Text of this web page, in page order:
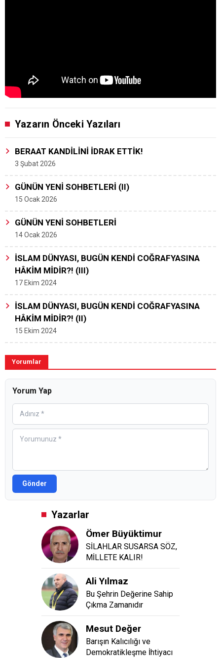
Yazarın Önceki Yazıları
BERAAT KANDİLİNİ İDRAK ETTİK!
3 Şubat 2026
GÜNÜN YENİ SOHBETLERİ (II)
15 Ocak 2026
GÜNÜN YENİ SOHBETLERİ
14 Ocak 2026
İSLAM DÜNYASI, BUGÜN KENDİ COĞRAFYASINA
HÂKİM MİDİR?! (III)
17 Ekim 2024
İSLAM DÜNYASI, BUGÜN KENDİ COĞRAFYASINA
HÂKİM MİDİR?! (II)
15 Ekim 2024
Yorumlar
Yorum Yap
Gönder
Yazarlar
Ömer Büyüktimur
SİLAHLAR SUSARSA SÖZ,
MİLLETE KALIR!
Ali Yılmaz
Bu Şehrin Değerine Sahip
Çıkma Zamanıdır
Mesut Değer
Barışın Kalıcılığı ve
Demokratikleşme İhtiyacı